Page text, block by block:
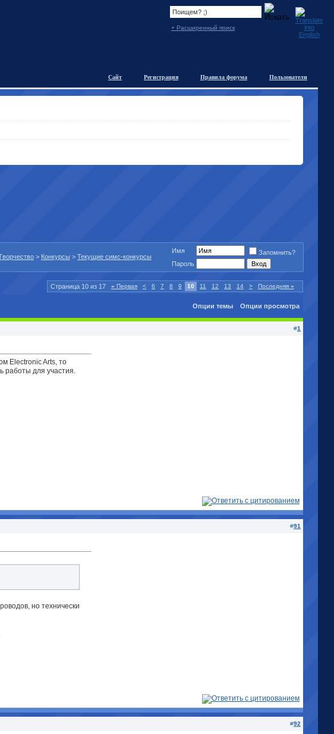
+ Расширенный поиск
Пользователи
Правила форума
Регистрация
Сайт
> Конкурсы > Текущие симс-конкурсы
Имя
Запомнить?
Пароль
Страница 10 из 17 « Первая < 6 7 8 9 10 11 12 13 14 > Последняя »
Опции темы Опции просмотра
#1
Electronic Arts, то
работы для участия.
#91
но технически
#92